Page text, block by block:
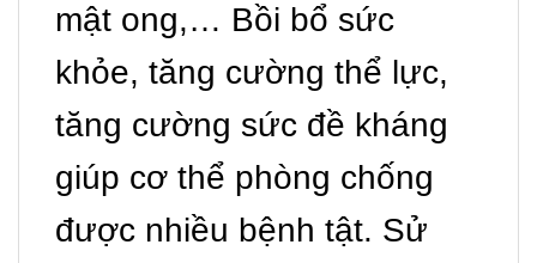
mật ong,… Bồi bổ sức
khỏe, tăng cường thể lực,
tăng cường sức đề kháng
giúp cơ thể phòng chống
được nhiều bệnh tật. Sử